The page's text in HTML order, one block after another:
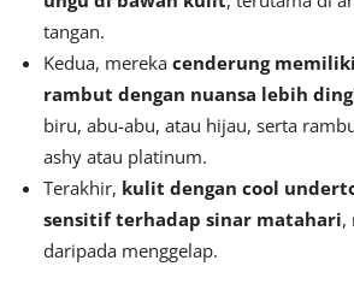
tangan.
Kedua, mereka cenderung
rambut dengan nuansa lebih
biru, abu-abu, atau hijau, serta
ashy atau platinum.
Terakhir, kulit dengan cool
sensitif terhadap sinar matahari,
daripada menggelap.